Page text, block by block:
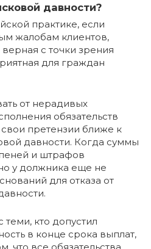
давности?
практике, если
жалобам клиентов,
с точки зрения
для граждан
от нерадивых
обязательств
свои претензии ближе к
давности. Когда суммы
и штрафов
у должника еще не
для отказа от
теми, кто допустил
в конце срока выплат,